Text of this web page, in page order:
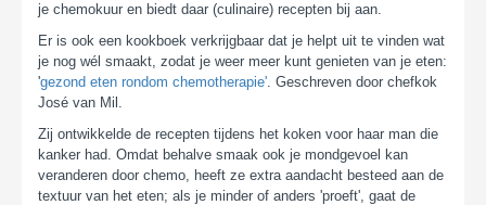
je chemokuur en biedt daar (culinaire) recepten bij aan.
Er is ook een kookboek verkrijgbaar dat je helpt uit te vinden wat
je nog wél smaakt, zodat je weer meer kunt genieten van je eten:
'gezond eten rondom chemotherapie'. Geschreven door chefkok
José van Mil.
Zij ontwikkelde de recepten tijdens het koken voor haar man die
kanker had. Omdat behalve smaak ook je mondgevoel kan
veranderen door chemo, heeft ze extra aandacht besteed aan de
textuur van het eten; als je minder of anders 'proeft', gaat de